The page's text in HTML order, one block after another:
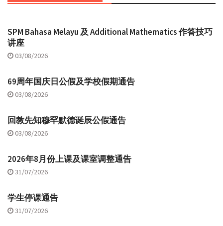
SPM Bahasa Melayu 及 Additional Mathematics 作答技巧
讲座
03/08/2026
69周年国庆日公假及学校假期通告
03/08/2026
回教先知穆罕默德诞辰公假通告
03/08/2026
2026年8月份上课及课室调整通告
31/07/2026
学生停课通告
31/07/2026